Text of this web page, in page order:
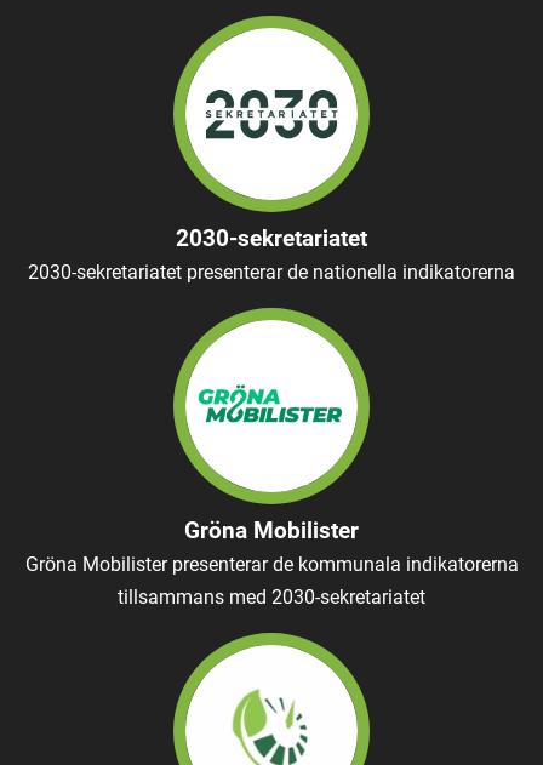
2030-sekretariatet
2030-sekretariatet presenterar de nationella indikatorerna
Gröna Mobilister
Gröna Mobilister presenterar de kommunala indikatorerna
tillsammans med 2030-sekretariatet